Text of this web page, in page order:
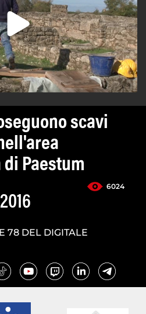
scavi
Paestum
6024
78 DEL DIGITALE